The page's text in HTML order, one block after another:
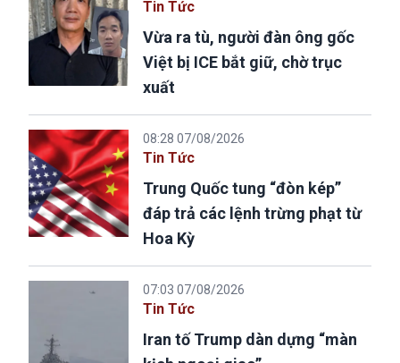
Tin Tức
Vừa ra tù, người đàn ông gốc
Việt bị ICE bắt giữ, chờ trục
xuất
08:28 07/08/2026
Tin Tức
Trung Quốc tung “đòn kép”
đáp trả các lệnh trừng phạt từ
Hoa Kỳ
07:03 07/08/2026
Tin Tức
Iran tố Trump dàn dựng “màn